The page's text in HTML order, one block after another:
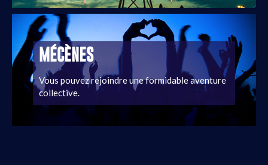
MÉCÈNES
Vous pouvez rejoindre une formidable aventure
collective.